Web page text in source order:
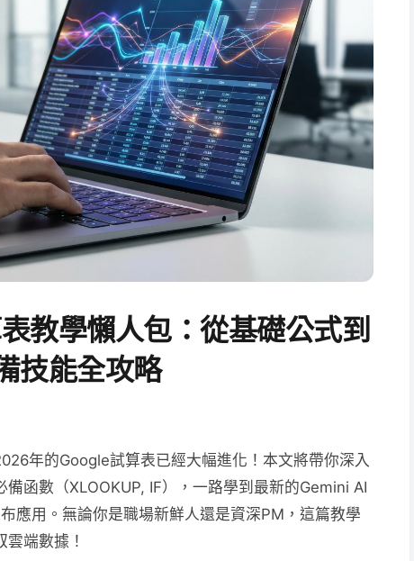
教學懶人包：從基礎公式到
技能全攻略
年的Google試算表已經大幅進化！本文將帶你深入
函數（XLOOKUP, IF），一路學到最新的Gemini AI
應用。無論你是職場新鮮人還是資深PM，這篇教學
端數據！